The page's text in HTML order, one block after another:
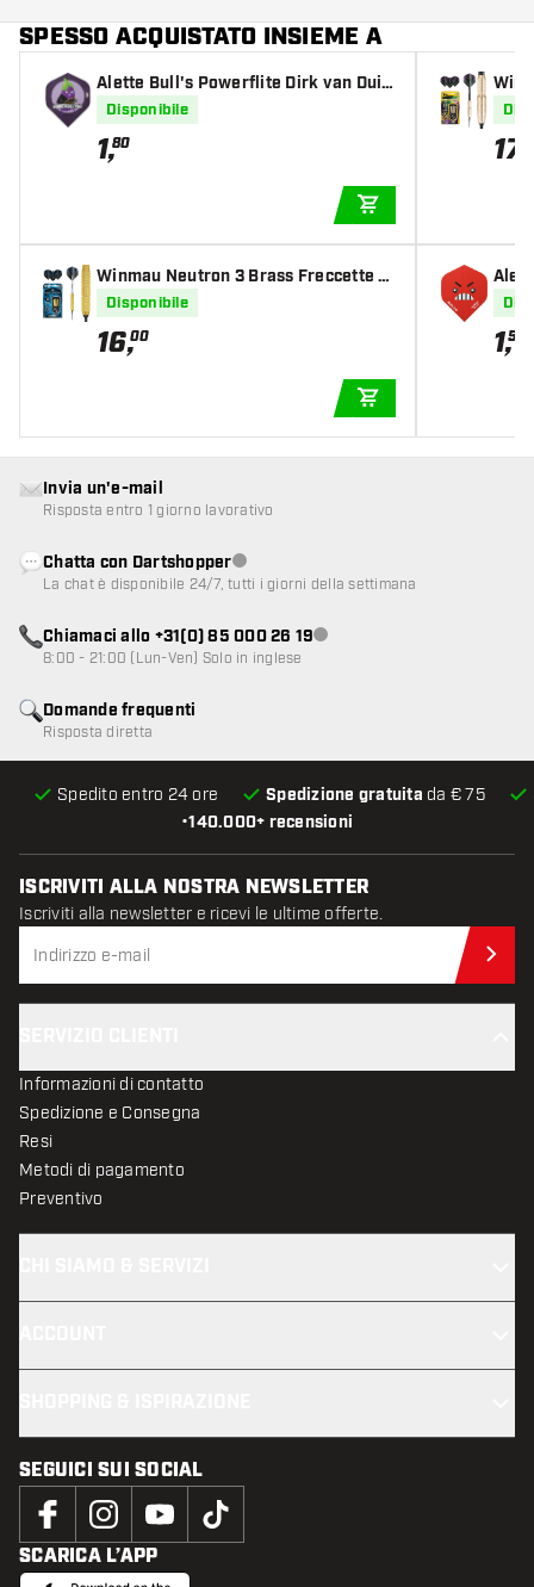
SPESSO ACQUISTATO INSIEME A
Alette Bull's Powerflite Dirk van Duij
venbode Aubergenius Brass Std.
Disponibile
1,80
Winmau Neutron 3 Brass Freccette S
oft Darts
Disponibile
16,00
17
1,50
•140.000+ recensioni
Spedito entro 24 ore Spedizione gratuita da € 75
Domande frequenti
Risposta diretta
Invia un'e-mail
Risposta entro 1 giorno lavorativo
Chatta con DartshopperServizio clienti non disponibile
La chat è disponibile 24/7, tutti i giorni della settimana
Chiamaci allo +31(0) 85 000 26 19Servizio clienti non disponibile
8:00 - 21:00 (Lun-Ven) Solo in inglese
ISCRIVITI ALLA NOSTRA NEWSLETTER
Iscriviti alla newsletter e ricevi le ultime offerte.
Informazioni di contatto
Spedizione e Consegna
Resi
Metodi di pagamento
Preventivo
SEGUICI SUI SOCIAL
SCARICA L’APP